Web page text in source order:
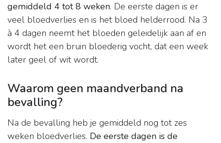
gemiddeld 4 tot 8 weken. De eerste dagen is er
veel bloedverlies en is het bloed helderrood. Na 3
à 4 dagen neemt het bloeden geleidelijk aan af en
wordt het een bruin bloederig vocht, dat een week
later geel of wit wordt.
Waarom geen maandverband na
bevalling?
Na de bevalling heb je gemiddeld nog tot zes
weken bloedverlies. De eerste dagen is de